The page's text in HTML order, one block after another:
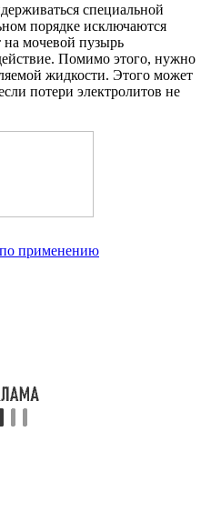
специальной
порядке исключаются
мочевой пузырь
Помимо этого, нужно
жидкости. Этого может
потери электролитов не
применению